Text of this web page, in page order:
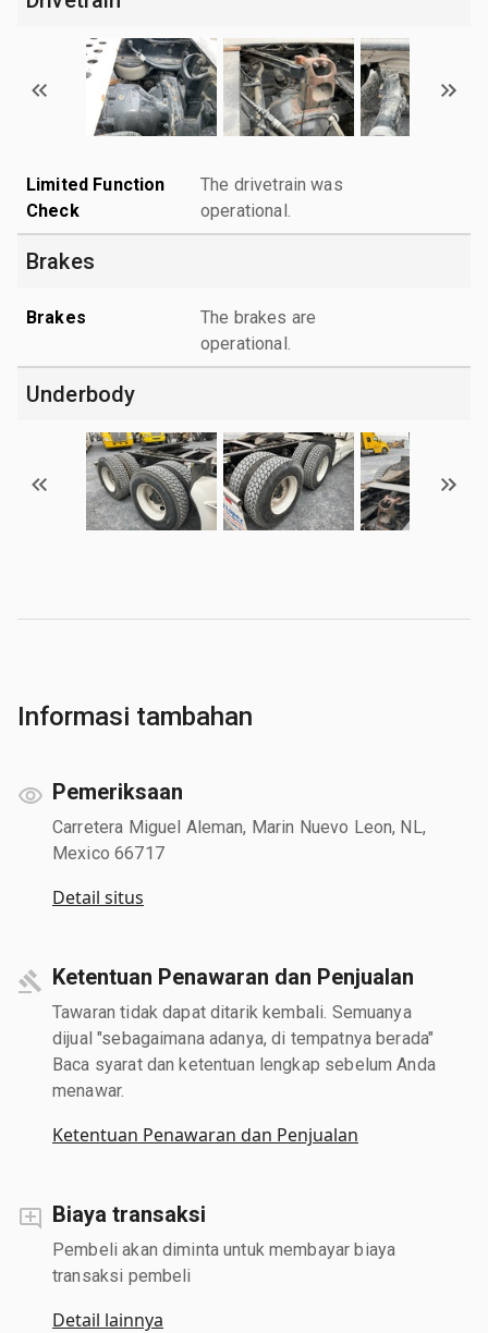
Limited Function
Check
The drivetrain was
operational.
Brakes
Brakes
The brakes are
operational.
Underbody
Informasi tambahan
Pemeriksaan
Carretera Miguel Aleman, Marin Nuevo Leon, NL,
Mexico 66717
Detail situs
Ketentuan Penawaran dan Penjualan
Tawaran tidak dapat ditarik kembali. Semuanya
dijual "sebagaimana adanya, di tempatnya berada"
Baca syarat dan ketentuan lengkap sebelum Anda
menawar.
Ketentuan Penawaran dan Penjualan
Biaya transaksi
Pembeli akan diminta untuk membayar biaya
transaksi pembeli
Detail lainnya